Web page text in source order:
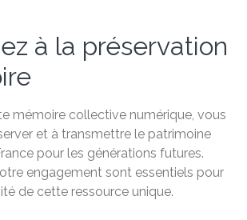
à la préservation
mémoire collective numérique, vous
et à transmettre le patrimoine
pour les générations futures.
engagement sont essentiels pour
de cette ressource unique.